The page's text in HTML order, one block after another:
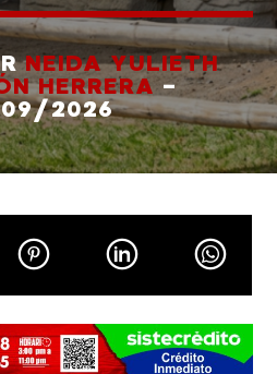
NEIDA YULIETH
HERRERA-
2026